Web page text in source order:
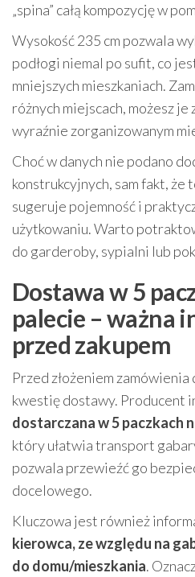
„spina” całą kompozycję w
Wysokość 235 cm pozwala
podłogi niemal po sufit, co
mniejszych mieszkaniach.
różnych miejscach, możesz je
wyraźnie zorganizowanym
Choć w danych nie podano
konstrukcyjnych, sam fakt, że
sugeruje pojemność i
użytkowaniu. Warto
do garderoby, sypialni lub
Dostawa w 5
palecie – ważna
przed zakupem
Przed złożeniem
kwestię dostawy. Producent
dostarczana w 5 paczkach
który ułatwia transport
pozwala przewieźć go
docelowego.
Kluczowa jest również
kierowca, ze względu na
do domu/mieszkania.